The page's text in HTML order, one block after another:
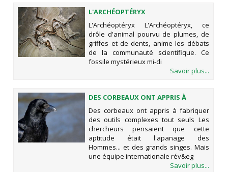
L'ARCHÉOPTÉRYX
L'Archéoptéryx L'Archéoptéryx, ce
drôle d'animal pourvu de plumes, de
griffes et de dents, anime les débats
de la communauté scientifique. Ce
fossile mystérieux mi-di
Savoir plus...
DES CORBEAUX ONT APPRIS À
FABRIQUER DES OUTILS COMPLEXES
TOUT SEULS
Des corbeaux ont appris à fabriquer
des outils complexes tout seuls Les
chercheurs pensaient que cette
aptitude était l'apanage des
Hommes... et des grands singes. Mais
une équipe internationale rév&eg
Savoir plus...